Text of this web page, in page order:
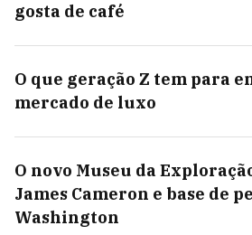
gosta de café
O que geração Z tem para
mercado de luxo
O novo Museu da
James Cameron e base de
Washington